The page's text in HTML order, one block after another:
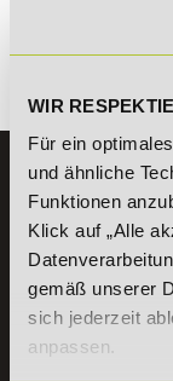
WIR
Für ein
und ähnliche
Funktionen
Klick auf „Alle
gemäß unserer
sich jederzeit
anpassen.
Es gibt keine
KONTAKT
07191 -
+49 (0)
DeLSt GmbH -
Willy-Brandt-Platz 2
71522